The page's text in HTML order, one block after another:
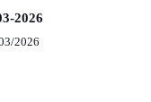
2026
2026